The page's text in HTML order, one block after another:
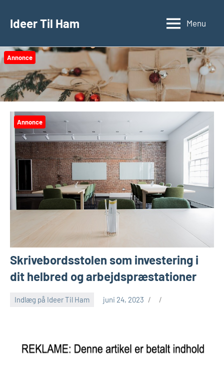
Ideer Til Ham Menu
Annonce
Annonce
Skrivebordsstolen som investering i
dit helbred og arbejdspræstationer
Indlæg på Ideer Til Ham juni 24, 2023